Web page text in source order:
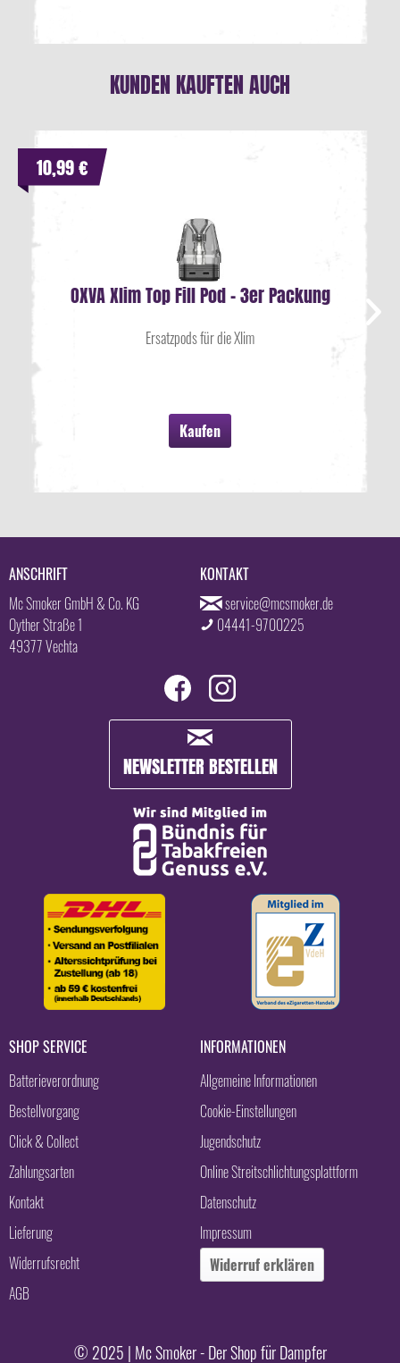
KUNDEN KAUFTEN AUCH
OXVA Xlim Top Fill Pod - 3er Packung
Ersatzpods für die Xlim
Kaufen
10,99 €
ANSCHRIFT
Mc Smoker GmbH & Co. KG
Oyther Straße 1
49377 Vechta
KONTAKT
service@mcsmoker.de
04441-9700225
NEWSLETTER BESTELLEN
SHOP SERVICE
Batterieverordnung
Bestellvorgang
Click & Collect
Zahlungsarten
Kontakt
Lieferung
Widerrufsrecht
AGB
INFORMATIONEN
Allgemeine Informationen
Cookie-Einstellungen
Jugendschutz
Online Streitschlichtungsplattform
Datenschutz
Impressum
Widerruf erklären
© 2025 | Mc Smoker - Der Shop für Dampfer